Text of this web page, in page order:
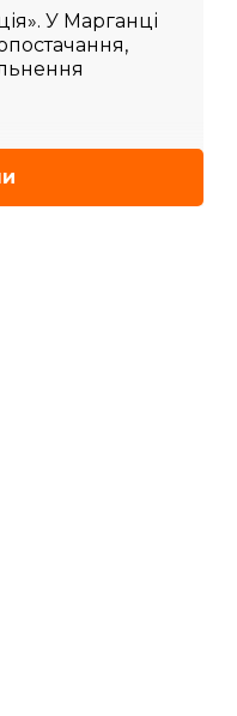
У Марганці